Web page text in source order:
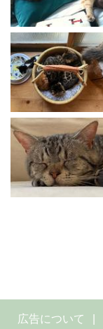
広告について